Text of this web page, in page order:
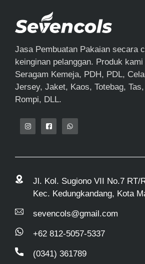
Jasa Pembuatan Pakaian secara
keinginan pelanggan. Produk
Seragam Kemeja, PDH, PDL,
Jersey, Jaket, Kaos, Totebag,
Rompi, DLL.
Jl. Kol. Sugiono VII No.7 RT/
Kec. Kedungkandang, Kota
sevencols@gmail.com
+62 812-5057-5337
(0341) 361789